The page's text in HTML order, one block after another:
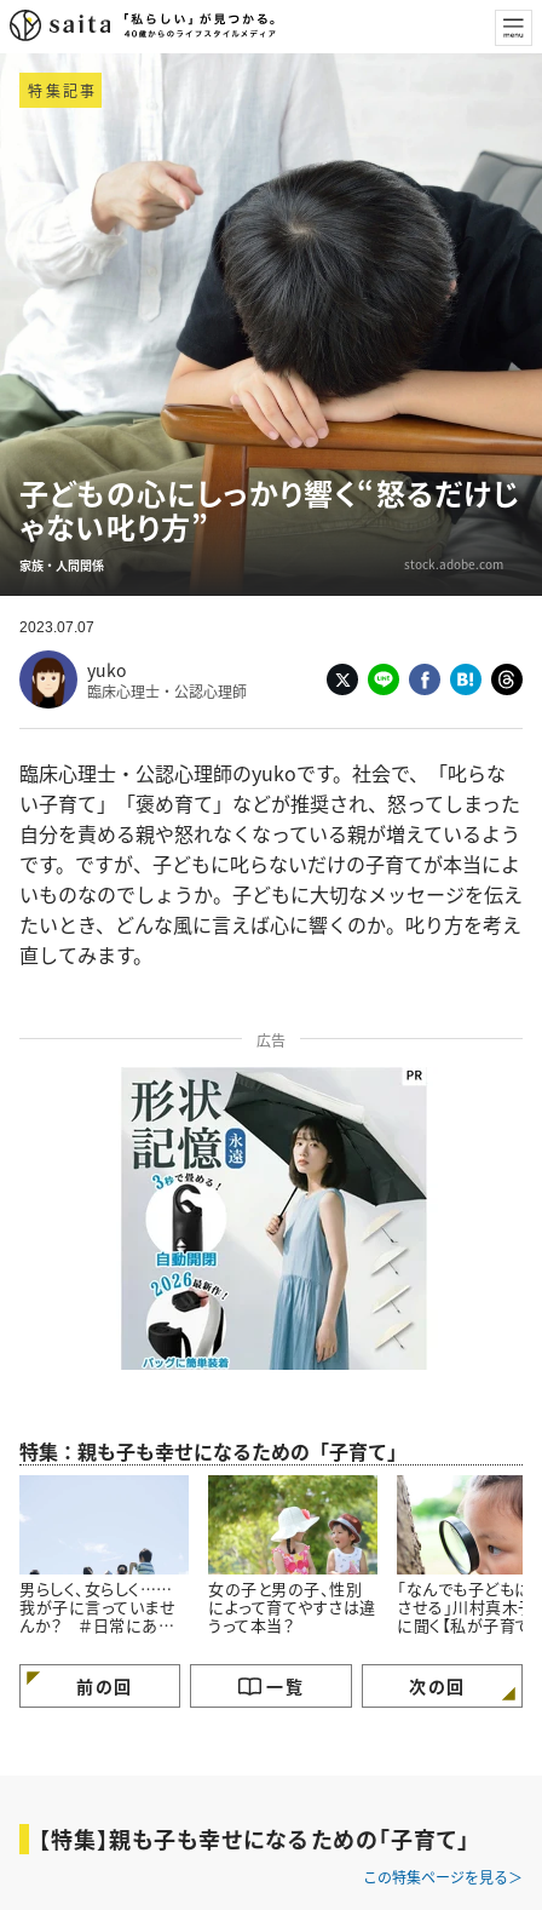
特集記事
子どもの心にしっかり響く“怒るだけじ
ゃない叱り方”
家族・人間関係 stock.adobe.com
2023.07.07
yuko
臨床心理士・公認心理師
臨床心理士・公認心理師のyukoです。社会で、「叱らな
い子育て」「褒め育て」などが推奨され、怒ってしまった
自分を責める親や怒れなくなっている親が増えているよう
です。ですが、子どもに叱らないだけの子育てが本当によ
いものなのでしょうか。子どもに大切なメッセージを伝え
たいとき、どんな風に言えば心に響くのか。叱り方を考え
直してみます。
広告
特集：親も子も幸せになるための「子育て」
男らしく、女らしく……
我が子に言っていませ
んか？ ＃日常にある
女の子と男の子、性別
によって育てやすさは違
うって本当？
「なんでも子どもに
させる」川村真木子
に聞く【私が子育て
と】
前の回 一覧 次の回
【特集】親も子も幸せになるための「子育て」
この特集ページを見る